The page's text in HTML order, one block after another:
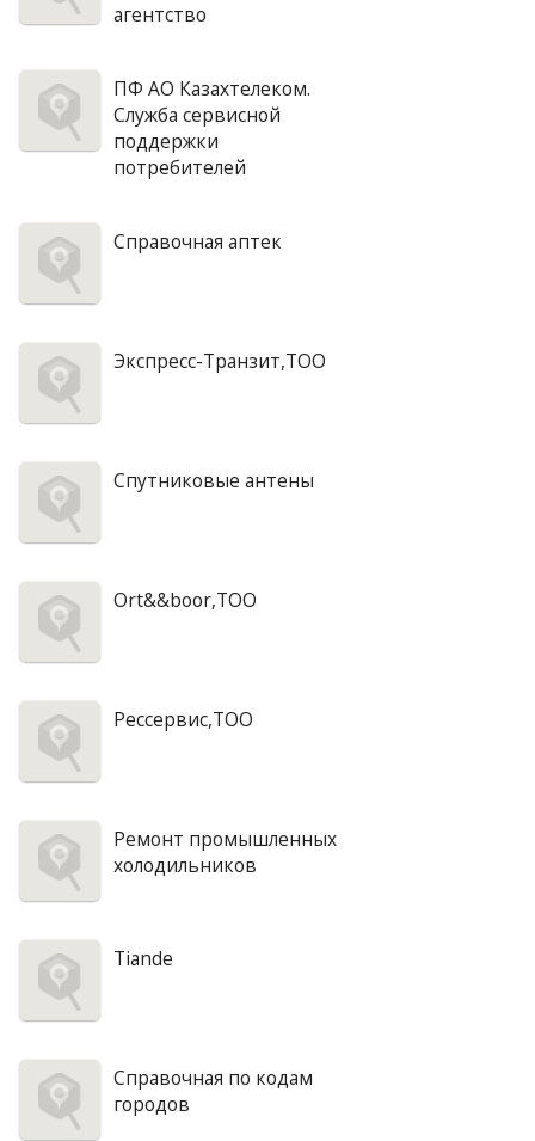
агентство
ПФ АО Казахтелеком.
Служба сервисной
поддержки
потребителей
Справочная аптек
Экспресс-Транзит,ТОО
Спутниковые антены
Ort&&boor,ТОО
Рессервис,ТОО
Ремонт промышленных
холодильников
Tiande
Справочная по кодам
городов